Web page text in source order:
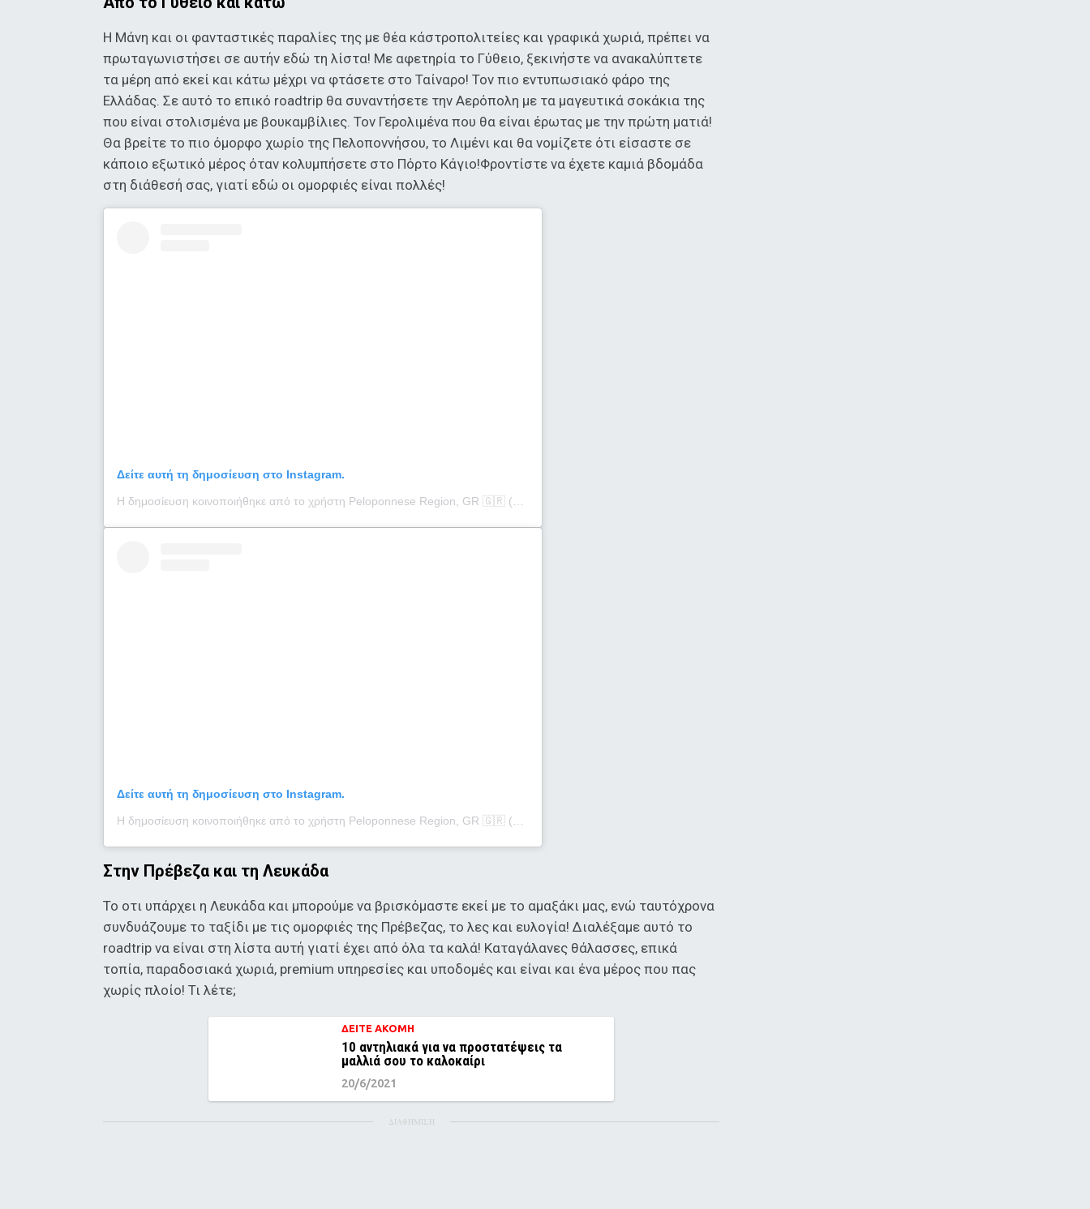
H Mάνη και οι φανταστικές παραλίες της με θέα κάστροπολιτείες και γραφικά χωριά, πρέπει να
πρωταγωνιστήσει σε αυτήν εδώ τη λίστα! Με αφετηρία το Γύθειο, ξεκινήστε να ανακαλύπτετε
τα μέρη από εκεί και κάτω μέχρι να φτάσετε στο Ταίναρο! Τον πιο εντυπωσιακό φάρο της
Ελλάδας. Σε αυτό το επικό roadtrip θα συναντήσετε την Αερόπολη με τα μαγευτικά σοκάκια της
που είναι στολισμένα με βουκαμβίλιες. Τον Γερολιμένα που θα είναι έρωτας με την πρώτη ματιά!
Θα βρείτε το πιο όμορφο χωρίο της Πελοποννήσου, το Λιμένι και θα νομίζετε ότι είσαστε σε
κάποιο εξωτικό μέρος όταν κολυμπήσετε στο Πόρτο Κάγιο!Φροντίστε να έχετε καμιά βδομάδα
στη διάθεσή σας, γιατί εδώ οι ομορφιές είναι πολλές!
Δείτε αυτή τη δημοσίευση στο Instagram.
Η δημοσίευση κοινοποιήθηκε από το χρήστη Peloponnese Region, GR 🇬🇷 (@peloponnese_gr)
Δείτε αυτή τη δημοσίευση στο Instagram.
Η δημοσίευση κοινοποιήθηκε από το χρήστη Peloponnese Region, GR 🇬🇷 (@peloponnese_gr)
Στην Πρέβεζα και τη Λευκάδα
Το οτι υπάρχει η Λευκάδα και μπορούμε να βρισκόμαστε εκεί με το αμαξάκι μας, ενώ ταυτόχρονα
συνδυάζουμε το ταξίδι με τις ομορφιές της Πρέβεζας, το λες και ευλογία! Διαλέξαμε αυτό το
roadtrip να είναι στη λίστα αυτή γιατί έχει από όλα τα καλά! Καταγάλανες θάλασσες, επικά
τοπία, παραδοσιακά χωριά, premium υπηρεσίες και υποδομές και είναι και ένα μέρος που πας
χωρίς πλοίο! Τι λέτε;
ΔΕΙΤΕ ΑΚΟΜΗ
10 αντηλιακά για να προστατέψεις τα
μαλλιά σου το καλοκαίρι
20/6/2021
ΔΙΑΦΗΜΙΣΗ